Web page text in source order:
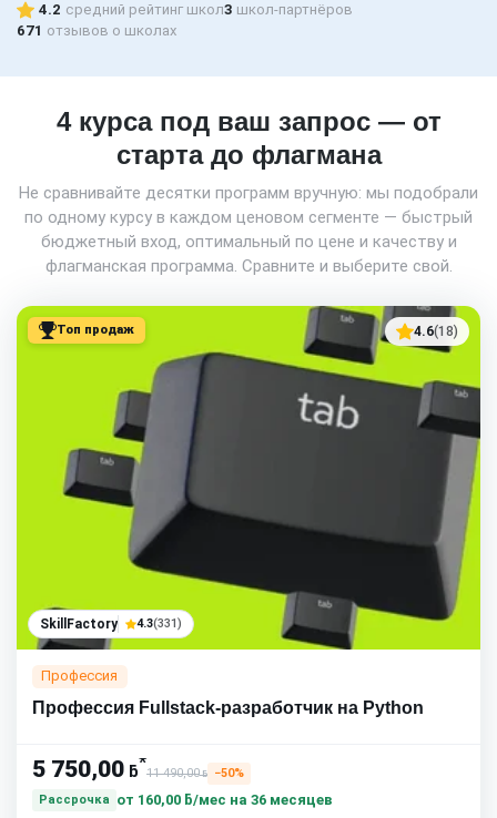
4.2 средний рейтинг школ3 школ-партнёров
671 отзывов о школах
4 курса под ваш запрос — от
старта до флагмана
Не сравнивайте десятки программ вручную: мы подобрали
по одному курсу в каждом ценовом сегменте — быстрый
бюджетный вход, оптимальный по цене и качеству и
флагманская программа. Сравните и выберите свой.
Топ продаж 4.6(18)
SkillFactory 4.3(331)
Профессия
Профессия Fullstack-разработчик на Python
5 750,00 ƃ*
11 490,00ƃ
−50%
Рассрочка
от 160,00 ƃ/мес на 36 месяцев